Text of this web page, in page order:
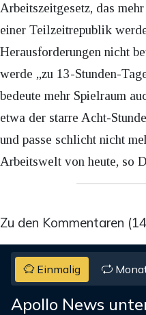
Arbeitszeitgesetz, das
einer Teilzeitrepublik
Herausforderungen nicht
werde „zu 13-Stunden-
bedeute mehr Spielraum
etwa der starre Acht-
und passe schlicht nicht
Arbeitswelt von heute, so
Zu den Kommentaren
Einmalig
Apollo News